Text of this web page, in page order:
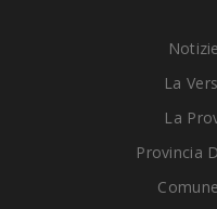
La
La
Provincia